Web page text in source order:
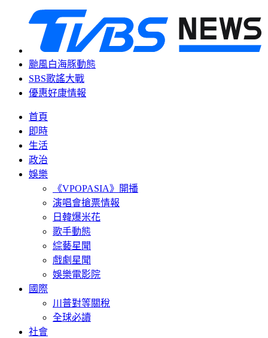
颱風白海豚動態
SBS歌謠大戰
優惠好康情報
首頁
即時
生活
政治
娛樂
《VPOPASIA》開播
演唱會搶票情報
日韓爆米花
歌手動態
綜藝星聞
戲劇星聞
娛樂電影院
國際
川普對等關稅
全球必讀
社會